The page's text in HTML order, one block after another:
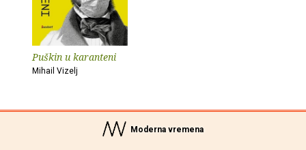
Puškin u karanteni
Mihail Vizelj
Moderna vremena